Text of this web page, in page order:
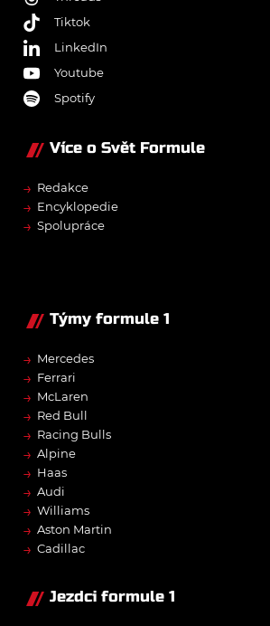
Tiktok
LinkedIn
Youtube
Spotify
Více o Svět Formule
→ Redakce
→ Encyklopedie
→ Spolupráce
Týmy formule 1
→ Mercedes
→ Ferrari
→ McLaren
→ Red Bull
→ Racing Bulls
→ Alpine
→ Haas
→ Audi
→ Williams
→ Aston Martin
→ Cadillac
Jezdci formule 1